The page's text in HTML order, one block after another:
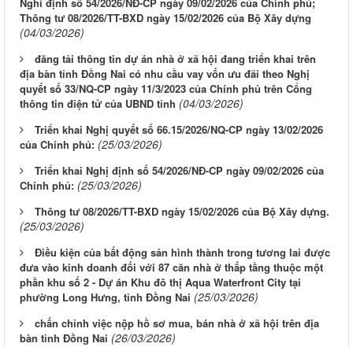
Nghi định số 54/2026/NĐ-CP ngày 09/02/2026 của Chính phủ;
Thông tư 08/2026/TT-BXD ngày 15/02/2026 của Bộ Xây dựng
(04/03/2026)
đăng tải thông tin dự án nhà ở xã hội đang triển khai trên
địa bàn tỉnh Đồng Nai có nhu cầu vay vốn ưu đãi theo Nghị
quyết số 33/NQ-CP ngày 11/3/2023 của Chính phủ trên Cổng
thông tin điện tử của UBND tỉnh (04/03/2026)
Triển khai Nghị quyết số 66.15/2026/NQ-CP ngày 13/02/2026
của Chính phủ: (25/03/2026)
Triển khai Nghị định số 54/2026/NĐ-CP ngày 09/02/2026 của
Chính phủ: (25/03/2026)
Thông tư 08/2026/TT-BXD ngày 15/02/2026 của Bộ Xây dựng.
(25/03/2026)
Điều kiện của bất động sản hình thành trong tương lai được
đưa vào kinh doanh đối với 87 căn nhà ở thấp tầng thuộc một
phần khu số 2 - Dự án Khu đô thị Aqua Waterfront City tại
phường Long Hưng, tỉnh Đồng Nai (25/03/2026)
chấn chỉnh việc nộp hồ sơ mua, bán nhà ở xã hội trên địa
bàn tỉnh Đồng Nai (26/03/2026)